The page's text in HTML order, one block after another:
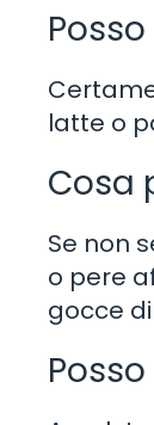
latte o
Cosa
Se non
o pere
gocce